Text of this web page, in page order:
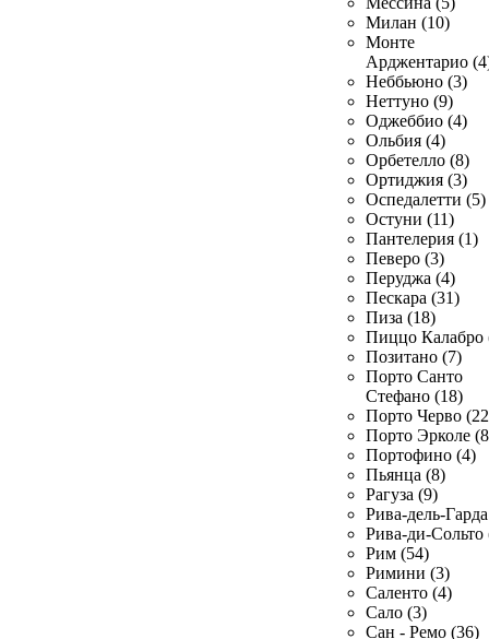
Милан (10)
Монте
Арджентарио
Неббьюно (3)
Неттуно (9)
Оджеббио (4)
Ольбия (4)
Орбетелло (8)
Ортиджия (3)
Оспедалетти (5)
Остуни (11)
Пантелерия (1)
Певеро (3)
Перуджа (4)
Пескара (31)
Пиза (18)
Пиццо Калабро
Позитано (7)
Порто Санто
Стефано (18)
Порто Черво
Порто Эрколе
Портофино (4)
Пьянца (8)
Рагуза (9)
Рива-дель-
Рива-ди-Сольто
Рим (54)
Римини (3)
Саленто (4)
Сало (3)
Сан - Ремо (36)